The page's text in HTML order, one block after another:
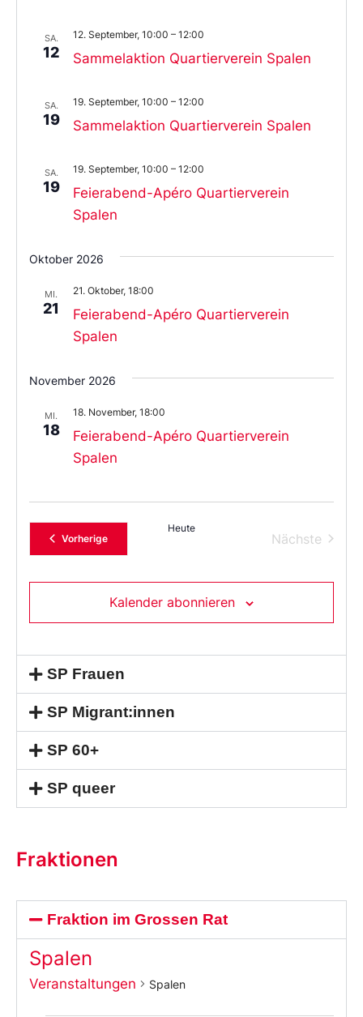
SA.
12 Sammelaktion Quartierverein Spalen
12. September, 10:00 – 12:00
SA.
19 Sammelaktion Quartierverein Spalen
19. September, 10:00 – 12:00
SA.
19
Feierabend-Apéro Quartierverein
Spalen
19. September, 10:00 – 12:00
Oktober 2026
MI.
21
Feierabend-Apéro Quartierverein
Spalen
21. Oktober, 18:00
November 2026
MI.
18
Feierabend-Apéro Quartierverein
Spalen
18. November, 18:00
VorherigeVeranstaltungen
Heute
Nächste
Kalender abonnieren
SP Frauen
SP Migrant:innen
SP 60+
SP queer
Fraktionen
Fraktion im Grossen Rat
Spalen
Veranstaltungen Spalen